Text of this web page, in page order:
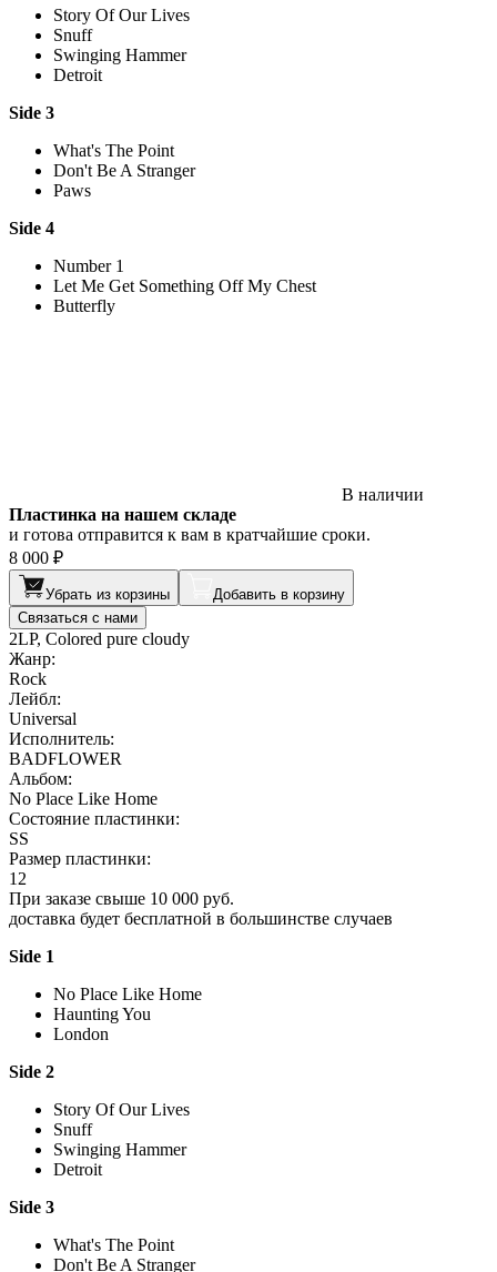
Story Of Our Lives
Snuff
Swinging Hammer
Detroit
Side 3
What's The Point
Don't Be A Stranger
Paws
Side 4
Number 1
Let Me Get Something Off My Chest
Butterfly
В наличии
Пластинка на нашем складе
и готова отправится к вам в кратчайшие сроки.
8 000 ₽
Убрать из корзины
Добавить в корзину
Связаться с нами
2LP, Colored pure cloudy
Жанр:
Rock
Лейбл:
Universal
Исполнитель:
BADFLOWER
Альбом:
No Place Like Home
Состояние пластинки:
SS
Размер пластинки:
12
При заказе свыше 10 000 руб.
доставка будет бесплатной в большинстве случаев
Side 1
No Place Like Home
Haunting You
London
Side 2
Story Of Our Lives
Snuff
Swinging Hammer
Detroit
Side 3
What's The Point
Don't Be A Stranger